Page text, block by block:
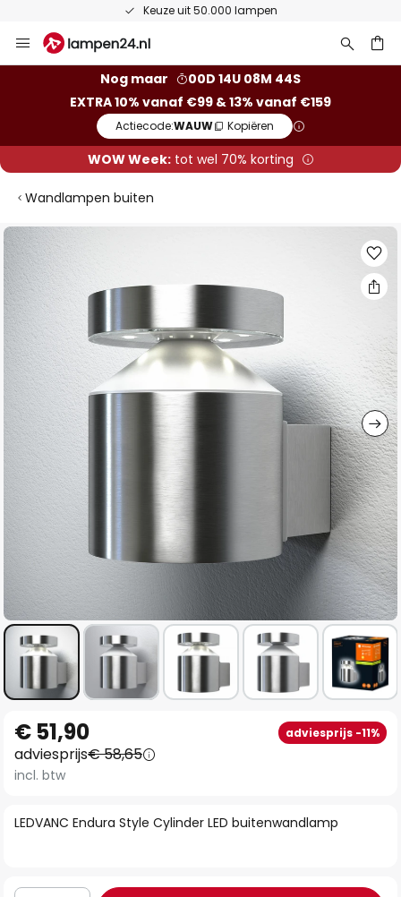
Keuze uit 50.000 lampen
naar
Nog maar
00D 14U 08M 43S
EXTRA 10% vanaf €99 & 13% vanaf €159
Actiecode:WAUW Kopiëren
WOW Week:tot wel 70% korting
Wandlampen buiten
Ga
naar
het
einde
van
de
afbeeldingen-
gallerij
naar
het
begin
de
LEDVANC Endura Style Cylinder LED buitenwandlamp
€ 51,90 adviesprijs -11%
adviesprijs€ 58,65
incl. btw